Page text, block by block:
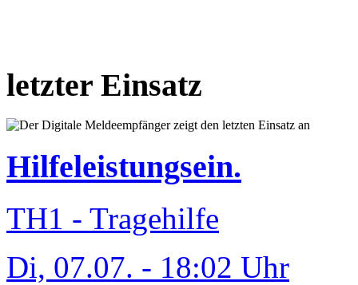
letzter Einsatz
Hilfeleistungsein.
TH1 - Tragehilfe
Di, 07.07. - 18:02 Uhr